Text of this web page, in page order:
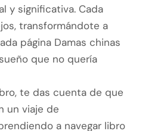
y significativa. Cada
transformándote a
página Damas chinas
que no quería
te das cuenta de que
un viaje de
a navegar libro